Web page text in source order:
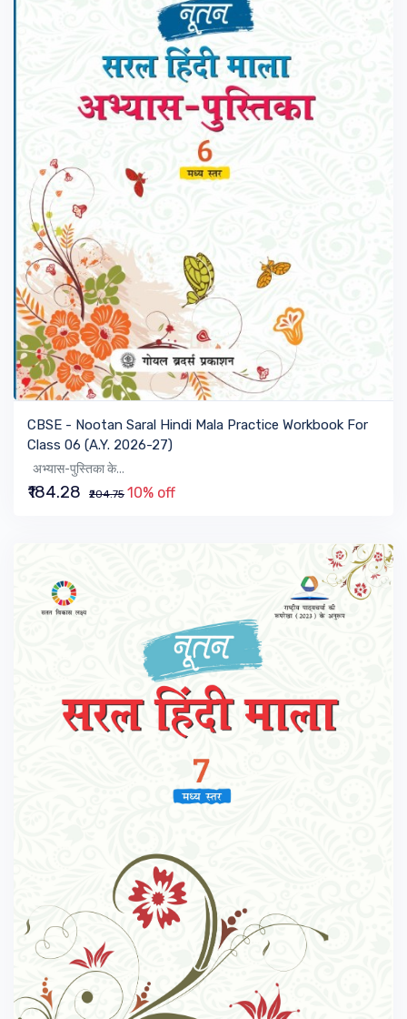
VIEW BOOK
CBSE - Nootan Saral Hindi Mala Practice Workbook For
Class 06 (A.Y. 2026-27)
अभ्यास-पुस्तिका के...
₹184.28 ₹204.75 10% off